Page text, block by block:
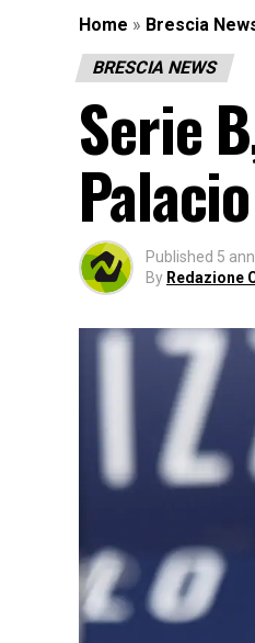
Home » Brescia
BRESCIA NEWS
Serie
Palacio
Published 5
By Redazione